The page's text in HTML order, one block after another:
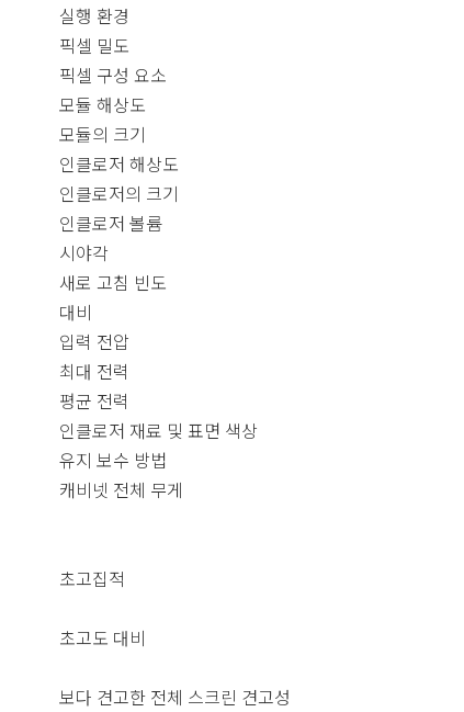
실행 환경
픽셀 밀도
픽셀 구성 요소
모듈 해상도
모듈의 크기
인클로저 해상도
인클로저의 크기
인클로저 볼륨
시야각
새로 고침 빈도
대비
입력 전압
최대 전력
평균 전력
인클로저 재료 및 표면 색상
유지 보수 방법
캐비넷 전체 무게
초고집적
초고도 대비
보다 견고한 전체 스크린 견고성